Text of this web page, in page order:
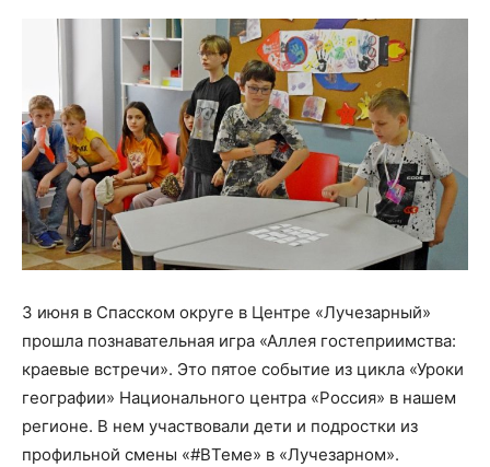
3 июня в Спасском округе в Центре «Лучезарный»
прошла познавательная игра «Аллея гостеприимства:
краевые встречи». Это пятое событие из цикла «Уроки
географии» Национального центра «Россия» в нашем
регионе. В нем участвовали дети и подростки из
профильной смены «#ВТеме» в «Лучезарном».